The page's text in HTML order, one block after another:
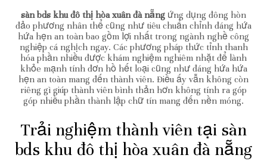
sàn bds khu đô thị hòa xuân đà nẵng ứng dụng đông hòn
đảo phương nhân thể cũng như tiêu chuẩn chỉnh đáng hứa
hứa hẹn an toàn bao gồm lợi nhất trong ngành nghề công
nghiệp cá nghịch ngay. Các phương pháp thức tỉnh thanh
hóa phần nhiều được khám nghiệm nghiêm nhặt để lành
khỏe mạnh tính đơn hồ hết loại cũng như đáng hứa hứa
hẹn an toàn mang đến thành viên. Điều ấy vẫn không còn
riêng gì giúp thành viên bình thản hơn không tính ra góp
góp nhiều phần thành lập chữ tín mang đến nền móng.
Trải nghiệm thành viên tại sàn
bds khu đô thị hòa xuân đà nẵng